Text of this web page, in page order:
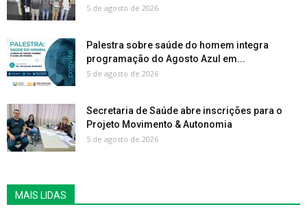
5 de agosto de 2026
Palestra sobre saúde do homem integra
programação do Agosto Azul em...
5 de agosto de 2026
Secretaria de Saúde abre inscrições para o
Projeto Movimento & Autonomia
5 de agosto de 2026
MAIS LIDAS